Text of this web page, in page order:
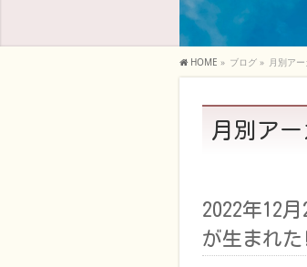
HOME » ブログ » 月別ア
月別ア
2022年12
が生まれた